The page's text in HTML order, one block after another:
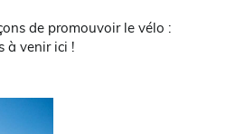
de promouvoir le vélo :
à venir ici !